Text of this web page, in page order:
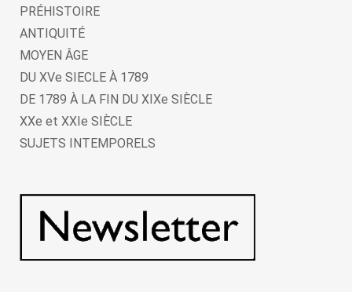
PRÉHISTOIRE
ANTIQUITÉ
MOYEN ÂGE
DU XVe SIECLE À 1789
DE 1789 À LA FIN DU XIXe SIÈCLE
XXe et XXIe SIÈCLE
SUJETS INTEMPORELS